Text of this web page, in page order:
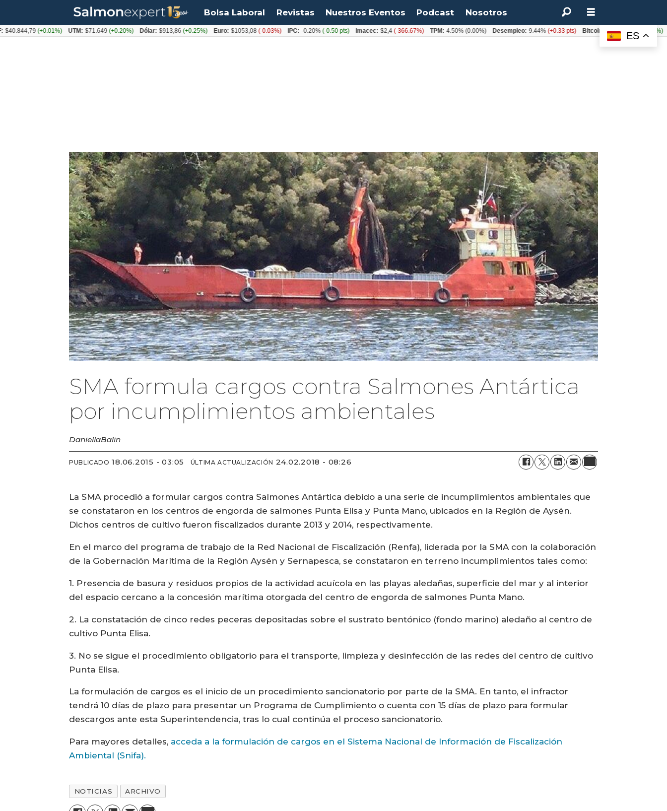
Bolsa Laboral Revistas Nuestros Eventos Podcast Nosotros
SMA formula cargos contra Salmones Antártica
por incumplimientos ambientales
DaniellaBalin
PUBLICADO 18.06.2015 - 03:05 ÚLTIMA ACTUALIZACIÓN 24.02.2018 - 08:26
La SMA procedió a formular cargos contra Salmones Antártica debido a una serie de incumplimientos ambientales que
se constataron en los centros de engorda de salmones Punta Elisa y Punta Mano, ubicados en la Región de Aysén.
Dichos centros de cultivo fueron fiscalizados durante 2013 y 2014, respectivamente.
En el marco del programa de trabajo de la Red Nacional de Fiscalización (Renfa), liderada por la SMA con la colaboración
de la Gobernación Marítima de la Región Aysén y Sernapesca, se constataron en terreno incumplimientos tales como:
1. Presencia de basura y residuos propios de la actividad acuícola en las playas aledañas, superficie del mar y al interior
del espacio cercano a la concesión marítima otorgada del centro de engorda de salmones Punta Mano.
2. La constatación de cinco redes peceras depositadas sobre el sustrato bentónico (fondo marino) aledaño al centro de
cultivo Punta Elisa.
3. No se sigue el procedimiento obligatorio para el transporte, limpieza y desinfección de las redes del centro de cultivo
Punta Elisa.
La formulación de cargos es el inicio de un procedimiento sancionatorio por parte de la SMA. En tanto, el infractor
tendrá 10 días de plazo para presentar un Programa de Cumplimiento o cuenta con 15 días de plazo para formular
descargos ante esta Superintendencia, tras lo cual continúa el proceso sancionatorio.
Para mayores detalles, acceda a la formulación de cargos en el Sistema Nacional de Información de Fiscalización
Ambiental (Snifa).
NOTICIAS ARCHIVO
ES
(+0.01%) UTM: $71.649(+0.20%) Dólar: $913,86(+0.25%) Euro: $1053,08(-0.03%) IPC: -0.20%(-0.50 pts) Imacec: $2,4(-366.67%) TPM: 4.50%(0.00%) Desempleo: 9.44%(+0.33 pts) Bitcoin: $64.600,08(+2.93%) UF: